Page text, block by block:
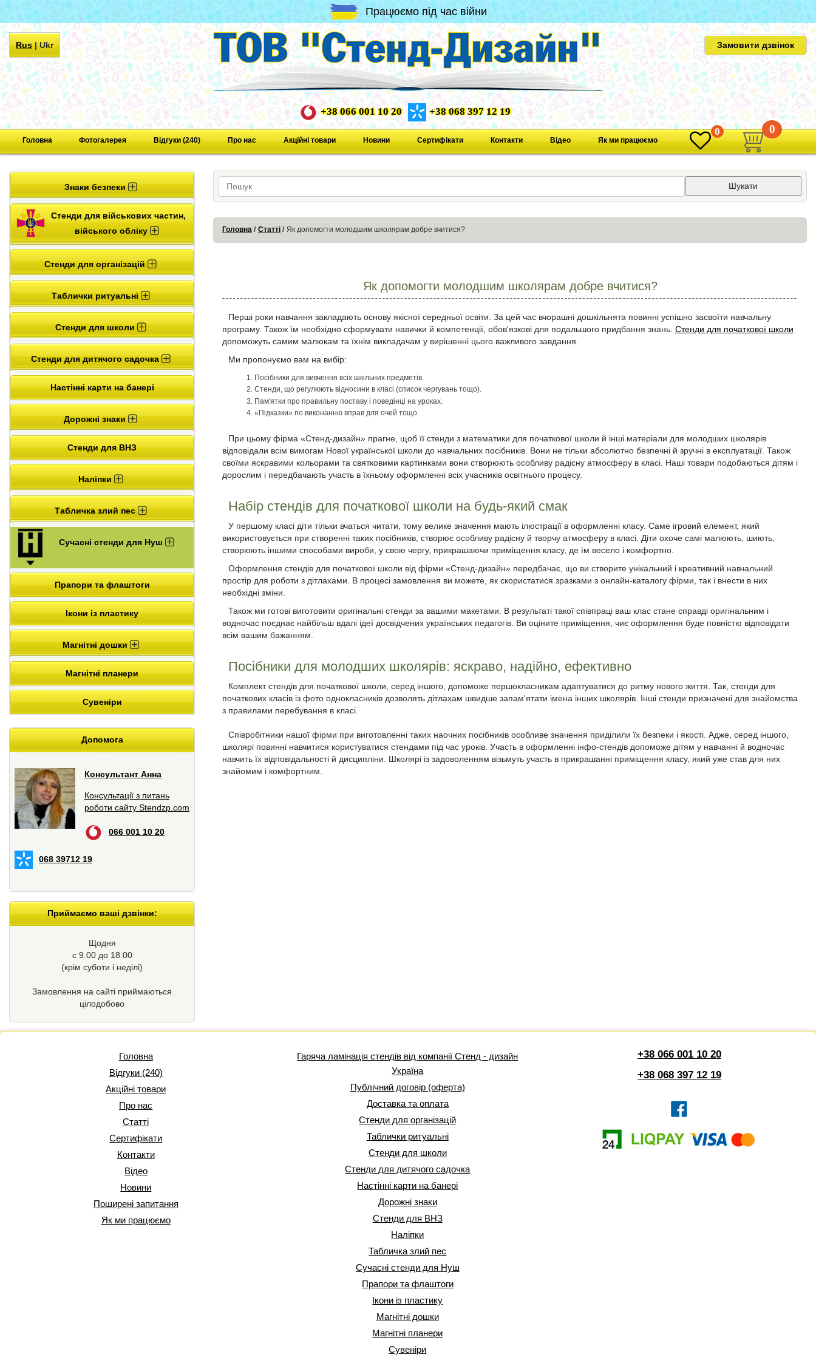
Працюємо під час війни
Rus|Ukr Замовити дзвінок
+38 066 001 10 20 +38 068 397 12 19
Головна Фотогалерея Відгуки (240) Про нас Акційні товари Новини Сертифікати Контакти Відео Як ми працюємо
0 0
Знаки безпеки
Стенди для військових частин,
війського обліку
Стенди для організацій
Таблички ритуальні
Стенди для школи
Стенди для дитячого садочка
Настінні карти на банері
Дорожні знаки
Стенди для ВНЗ
Наліпки
Табличка злий пес
Сучасні стенди для Нуш
Прапори та флаштоги
Ікони із пластику
Магнітні дошки
Магнітні планери
Сувеніри
Допомога
Консультант Анна
Консультації з питань
роботи сайту Stendzp.com
066 001 10 20
068 39712 19
Приймаємо ваші дзвінки:
Щодня
с 9.00 до 18.00
(крім суботи і неділі)
Замовлення на сайті приймаються
цілодобово
Шукати
Головна Статті Як допомогти молодшим школярам добре вчитися?
Як допомогти молодшим школярам добре вчитися?
Перші роки навчання закладають основу якісної середньої освіти. За цей час вчорашні дошкільнята повинні успішно засвоїти навчальну
програму. Також їм необхідно сформувати навички й компетенції, обов'язкові для подальшого придбання знань. Стенди для початкової школи
допоможуть самим малюкам та їхнім викладачам у вирішенні цього важливого завдання.
Ми пропонуємо вам на вибір:
Посібники для вивчення всіх шкільних предметів.
Стенди, що регулюють відносини в класі (список чергувань тощо).
Пам'ятки про правильну поставу і поведінці на уроках.
«Підказки» по виконанню вправ для очей тощо.
При цьому фірма «Стенд-дизайн» прагне, щоб її стенди з математики для початкової школи й інші матеріали для молодших школярів
відповідали всім вимогам Нової української школи до навчальних посібників. Вони не тільки абсолютно безпечні й зручні в експлуатації. Також
своїми яскравими кольорами та святковими картинками вони створюють особливу радісну атмосферу в класі. Наші товари подобаються дітям і
дорослим і передбачають участь в їхньому оформленні всіх учасників освітнього процесу.
Набір стендів для початкової школи на будь-який смак
У першому класі діти тільки вчаться читати, тому велике значення мають ілюстрації в оформленні класу. Саме ігровий елемент, який
використовується при створенні таких посібників, створює особливу радісну й творчу атмосферу в класі. Діти охоче самі малюють, шиють,
створюють іншими способами вироби, у свою чергу, прикрашаючи приміщення класу, де їм весело і комфортно.
Оформлення стендів для початкової школи від фірми «Стенд-дизайн» передбачає, що ви створите унікальний і креативний навчальний
простір для роботи з дітлахами. В процесі замовлення ви можете, як скористатися зразками з онлайн-каталогу фірми, так і внести в них
необхідні зміни.
Також ми готові виготовити оригінальні стенди за вашими макетами. В результаті такої співпраці ваш клас стане справді оригінальним і
водночас поєднає найбільш вдалі ідеї досвідчених українських педагогів. Ви оціните приміщення, чиє оформлення буде повністю відповідати
всім вашим бажанням.
Посібники для молодших школярів: яскраво, надійно, ефективно
Комплект стендів для початкової школи, серед іншого, допоможе першокласникам адаптуватися до ритму нового життя. Так, стенди для
початкових класів із фото однокласників дозволять дітлахам швидше запам'ятати імена інших школярів. Інші стенди призначені для знайомства
з правилами перебування в класі.
Співробітники нашої фірми при виготовленні таких наочних посібників особливе значення приділили їх безпеки і якості. Адже, серед іншого,
школярі повинні навчитися користуватися стендами під час уроків. Участь в оформленні інфо-стендів допоможе дітям у навчанні й водночас
навчить їх відповідальності й дисципліни. Школярі із задоволенням візьмуть участь в прикрашанні приміщення класу, який уже став для них
знайомим і комфортним.
Головна
Відгуки (240)
Акційні товари
Про нас
Статті
Сертифікати
Контакти
Відео
Новини
Поширені запитання
Як ми працюємо
Гаряча ламінація стендів від компанії Стенд - дизайн
Україна
Публічний договір (оферта)
Доставка та оплата
Стенди для організацій
Таблички ритуальні
Стенди для школи
Стенди для дитячого садочка
Настінні карти на банері
Дорожні знаки
Стенди для ВНЗ
Наліпки
Табличка злий пес
Сучасні стенди для Нуш
Прапори та флаштоги
Ікони із пластику
Магнітні дошки
Магнітні планери
Сувеніри
+38 066 001 10 20
+38 068 397 12 19